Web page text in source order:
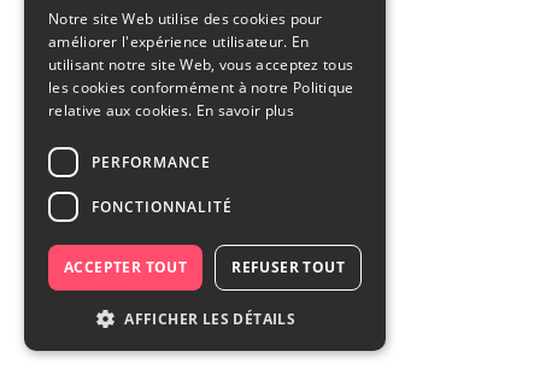
Notre site Web utilise des cookies pour
améliorer l'expérience utilisateur. En
utilisant notre site Web, vous acceptez tous
les cookies conformément à notre Politique
relative aux cookies. En savoir plus
PERFORMANCE
FONCTIONNALITÉ
ACCEPTER TOUT REFUSER TOUT
AFFICHER LES DÉTAILS